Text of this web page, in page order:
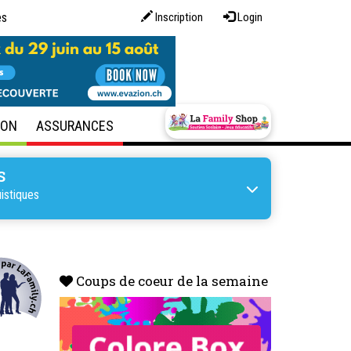
Inscription Login
ASSURANCES
Coups de coeur de la semaine